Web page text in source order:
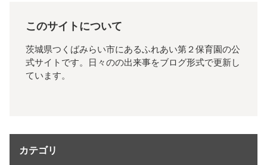
このサイトについて
茨城県つくばみらい市にあるふれあい第２保育園の公
式サイトです。日々のの出来事をブログ形式で更新し
ています。
カテゴリ